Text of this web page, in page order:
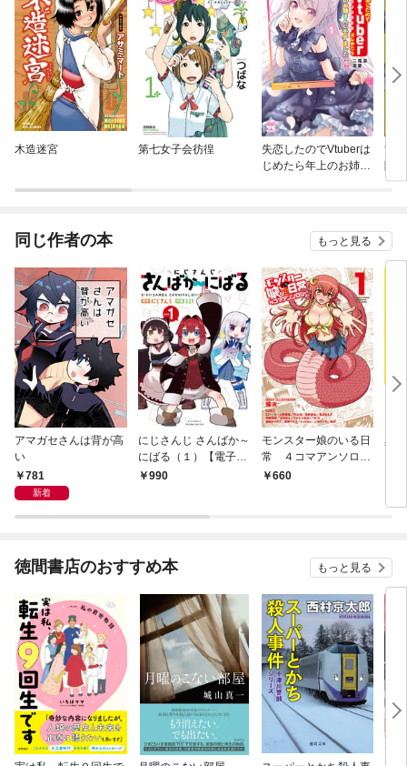
木造迷宮 第七女子会彷徨
失恋したのでVtuberは
じめたら年上のお姉さ
竜
Sラ
強
し
同じ作者の本 もっと見る
アマガセさんは背が高
い
781
新着
にじさんじ さんばか～
にばる（１）【電子限
定特典ペーパー付き】
990
モンスター娘のいる日
常 ４コマアンソロジ
ー（１）
660
真
徳間書店のおすすめ本 もっと見る